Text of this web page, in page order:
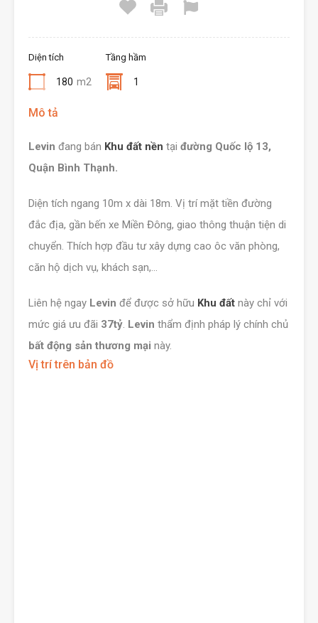
Diện tích
180 m2
Tầng hầm
1
Mô tả
Levin đang bán Khu đất nền tại đường Quốc lộ 13,
Quận Bình Thạnh.
Diện tích ngang 10m x dài 18m. Vị trí mặt tiền đường
đắc địa, gần bến xe Miền Đông, giao thông thuận tiện di
chuyển. Thích hợp đầu tư xây dựng cao ôc văn phòng,
căn hộ dịch vụ, khách sạn,…
Liên hệ ngay Levin để được sở hữu Khu đất này chỉ với
mức giá ưu đãi 37tỷ. Levin thẩm định pháp lý chính chủ
bất động sản thương mại này.
Vị trí trên bản đồ